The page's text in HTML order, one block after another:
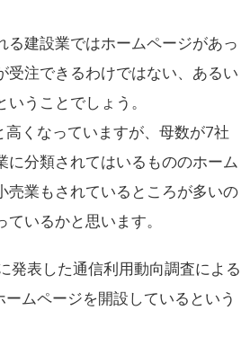
る建設業ではホームページがあっ
受注できるわけではない、あるい
うことでしょう。
くなっていますが、母数が7社
に分類されてはいるもののホーム
売業もされているところが多いの
いるかと思います。
発表した通信利用動向調査による
ムページを開設しているという